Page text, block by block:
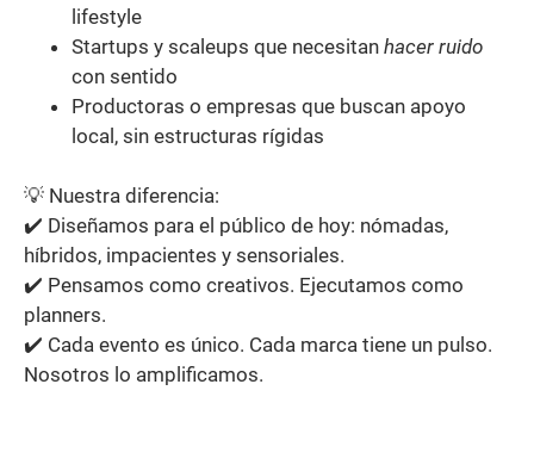
lifestyle
Startups y scaleups que necesitan hacer ruido
con sentido
Productoras o empresas que buscan apoyo
local, sin estructuras rígidas
💡 Nuestra diferencia:
✔️ Diseñamos para el público de hoy: nómadas,
híbridos, impacientes y sensoriales.
✔️ Pensamos como creativos. Ejecutamos como
planners.
✔️ Cada evento es único. Cada marca tiene un pulso.
Nosotros lo amplificamos.